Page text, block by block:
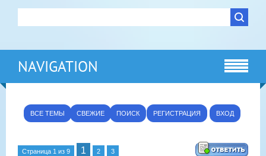
NAVIGATION
ВСЕ ТЕМЫ СВЕЖИЕ ПОИСК РЕГИСТРАЦИЯ ВХОД
Страница 1 из 9 1 2 3